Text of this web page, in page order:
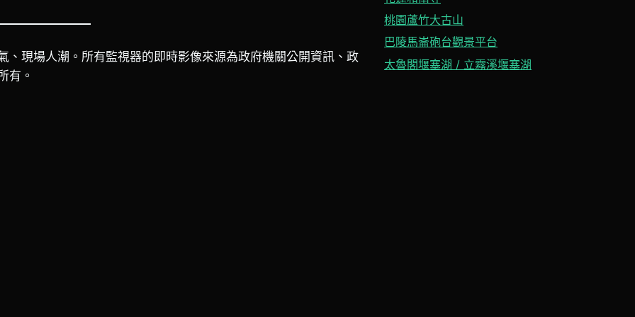
現場人潮。所有監視器的即時影像來源為政府機關公開資訊、政
有。
桃園蘆竹大古山
巴陵馬崙砲台觀景平台
太魯閣堰塞湖 / 立霧溪堰塞湖